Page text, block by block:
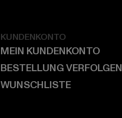
KUNDENKONTO
MEIN KUNDENKONTO
BESTELLUNG VERFOLGEN
WUNSCHLISTE